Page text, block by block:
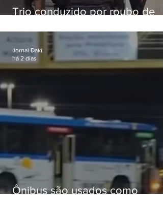
Trio conduzido por roubo de
passagens
Ônibus são usados como
Jornal Daki
há 2 dias